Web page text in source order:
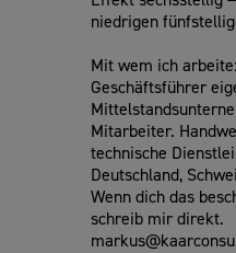
niedrigen
Mit wem ich arbeite:
Geschäftsführer
Mitarbeiter.
technische
Deutschland,
Wenn dich das
schreib mir direkt.